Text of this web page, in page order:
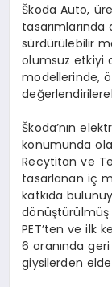
Škoda Auto,
sürdürülebilir
olumsuz etkiyi
modellerinde,
Škoda’nın
konumunda
Recytitan ve
tasarlanan iç
katkıda
dönüştürülmüş
PET’ten ve ilk
6 oranında geri
giysilerden